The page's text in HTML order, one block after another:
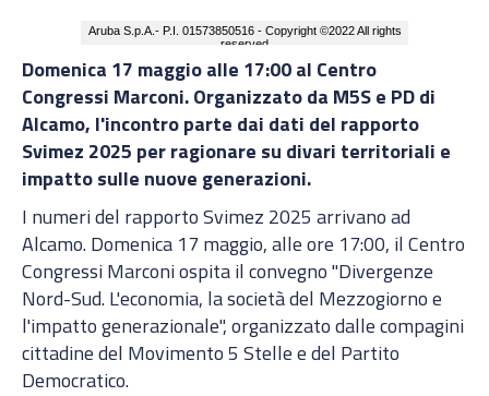
Domenica 17 maggio alle 17:00 al Centro
Congressi Marconi. Organizzato da M5S e PD di
Alcamo, l'incontro parte dai dati del rapporto
Svimez 2025 per ragionare su divari territoriali e
impatto sulle nuove generazioni.
I numeri del rapporto Svimez 2025 arrivano ad
Alcamo. Domenica 17 maggio, alle ore 17:00, il Centro
Congressi Marconi ospita il convegno "Divergenze
Nord-Sud. L'economia, la società del Mezzogiorno e
l'impatto generazionale", organizzato dalle compagini
cittadine del Movimento 5 Stelle e del Partito
Democratico.